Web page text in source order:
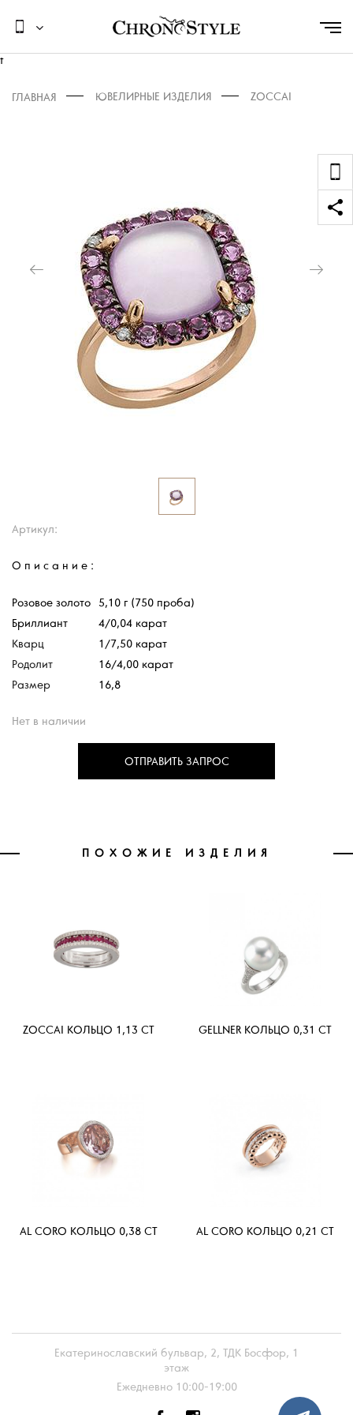
t
ГЛАВНАЯ ZOCCAI
ЮВЕЛИРНЫЕ ИЗДЕЛИЯ
Артикул:
Описание:
Розовое золото
5,10 г (750 проба)
Бриллиант
4/0,04 карат
Кварц
1/7,50 карат
Родолит
16/4,00 карат
Размер
16,8
Нет в наличии
ОТПРАВИТЬ ЗАПРОС
ПОХОЖИЕ ИЗДЕЛИЯ
ZOCCAI КОЛЬЦО 1,13 CT GELLNER КОЛЬЦО 0,31 CT
AL CORO КОЛЬЦО 0,38 CT AL CORO КОЛЬЦО 0,21 CT
Екатеринославский бульвар, 2, ТДК Босфор, 1
этаж
Ежедневно 10:00-19:00